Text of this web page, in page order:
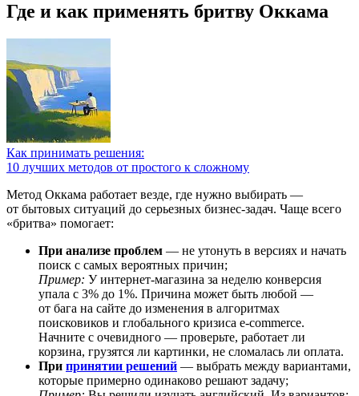
Где и как применять бритву Оккама
Как принимать решения:
10 лучших методов от простого к сложному
Метод Оккама работает везде, где нужно выбирать —
от бытовых ситуаций до серьезных бизнес-задач. Чаще всего
«бритва» помогает:
При анализе проблем — не утонуть в версиях и начать
поиск с самых вероятных причин;
Пример: У интернет-магазина за неделю конверсия
упала с 3% до 1%. Причина может быть любой —
от бага на сайте до изменения в алгоритмах
поисковиков и глобального кризиса e-commerce.
Начните с очевидного — проверьте, работает ли
корзина, грузятся ли картинки, не сломалась ли оплата.
При принятии решений — выбрать между вариантами,
которые примерно одинаково решают задачу;